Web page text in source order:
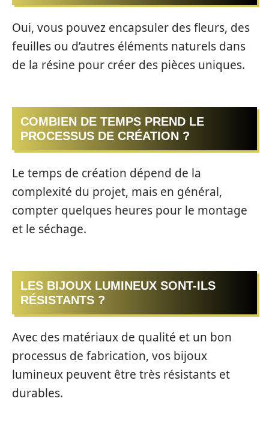
Oui, vous pouvez encapsuler des fleurs, des
feuilles ou d’autres éléments naturels dans
de la résine pour créer des pièces uniques.
COMBIEN DE TEMPS PREND LE
PROCESSUS DE CRÉATION ?
Le temps de création dépend de la
complexité du projet, mais en général,
compter quelques heures pour le montage
et le séchage.
LES BIJOUX LUMINEUX SONT-ILS
RÉSISTANTS ?
Avec des matériaux de qualité et un bon
processus de fabrication, vos bijoux
lumineux peuvent être très résistants et
durables.